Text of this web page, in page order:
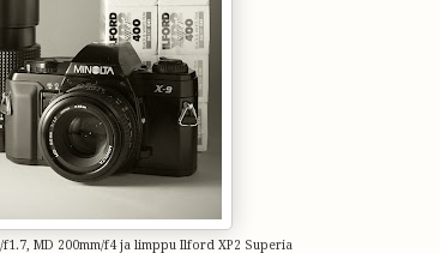
f1.7, MD 200mm/f4 ja limppu Ilford XP2 Superia